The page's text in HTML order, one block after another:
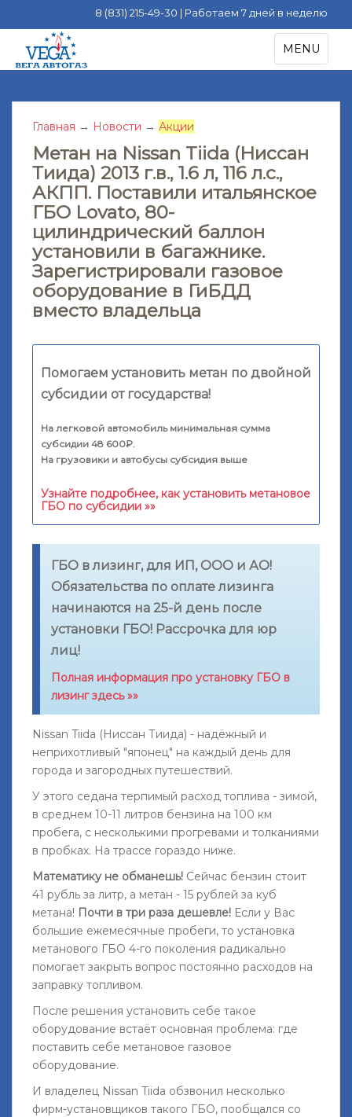
8 (831) 215-49-30 | Работаем 7 дней в неделю
i
TOGGLE
MENU
Главная → Новости → Акции
Метан на Nissan Tiida (Ниссан
Тиида) 2013 г.в., 1.6 л, 116 л.с.,
АКПП. Поставили итальянское
ГБО Lovato, 80-
цилиндрический баллон
установили в багажнике.
Зарегистрировали газовое
оборудование в ГиБДД
вместо владельца
Помогаем установить метан по двойной
субсидии от государства!
На легковой автомобиль минимальная сумма
субсидии 48 600₽.
На грузовики и автобусы субсидия выше
Узнайте подробнее, как установить метановое
ГБО по субсидии »»
ГБО в лизинг, для ИП, ООО и АО!
Обязательства по оплате лизинга
начинаются на 25-й день после
установки ГБО! Рассрочка для юр
лиц!
Полная информация про установку ГБО в
лизинг здесь »»
Nissan Tiida (Ниссан Тиида) - надёжный и
неприхотливый "японец" на каждый день для
города и загородных путешествий.
У этого седана терпимый расход топлива - зимой,
в среднем 10-11 литров бензина на 100 км
пробега, с несколькими прогревами и толканиями
в пробках. На трассе гораздо ниже.
Математику не обманешь! Сейчас бензин стоит
41 рубль за литр, а метан - 15 рублей за куб
метана! Почти в три раза дешевле! Если у Вас
большие ежемесячные пробеги, то установка
метанового ГБО 4-го поколения радикально
помогает закрыть вопрос постоянно расходов на
заправку топливом.
После решения установить себе такое
оборудование встаёт основная проблема: где
поставить себе метановое газовое
оборудование.
И владелец Nissan Tiida обзвонил несколько
фирм-установщиков такого ГБО, пообщался со